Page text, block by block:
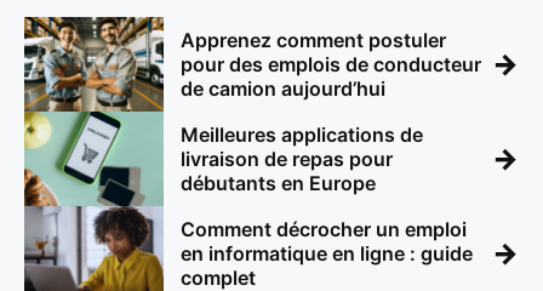
Apprenez comment postuler
pour des emplois de conducteur
de camion aujourd’hui
→
Meilleures applications de
livraison de repas pour
débutants en Europe
→
Comment décrocher un emploi
en informatique en ligne : guide
complet
→